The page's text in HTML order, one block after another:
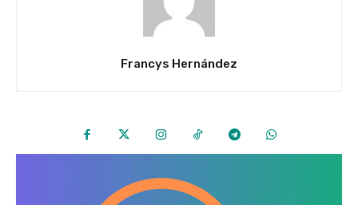
Francys Hernández